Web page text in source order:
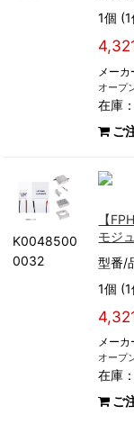
1個
メー
オープ
在庫
ご
K0048500
0032
【
モジ
型番/
1個
メー
オープ
在庫
ご